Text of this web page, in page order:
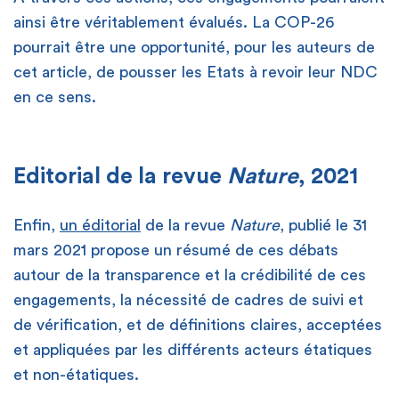
ainsi être véritablement évalués. La COP-26
pourrait être une opportunité, pour les auteurs de
cet article, de pousser les Etats à revoir leur NDC
en ce sens.
Editorial de la revue Nature, 2021
Enfin, un éditorial de la revue Nature, publié le 31
mars 2021 propose un résumé de ces débats
autour de la transparence et la crédibilité de ces
engagements, la nécessité de cadres de suivi et
de vérification, et de définitions claires, acceptées
et appliquées par les différents acteurs étatiques
et non-étatiques.